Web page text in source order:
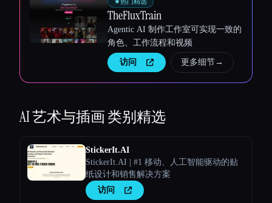
TheFluxTrain
Agentic AI 制作工作室可实现一致的
角色、工作流程和视频
访问 更多细节→
AI 艺术与插画类别精选
StickerIt.AI
StickerIt.AI | #1 移动、人工智能驱动的贴
纸设计和销售解决方案
访问